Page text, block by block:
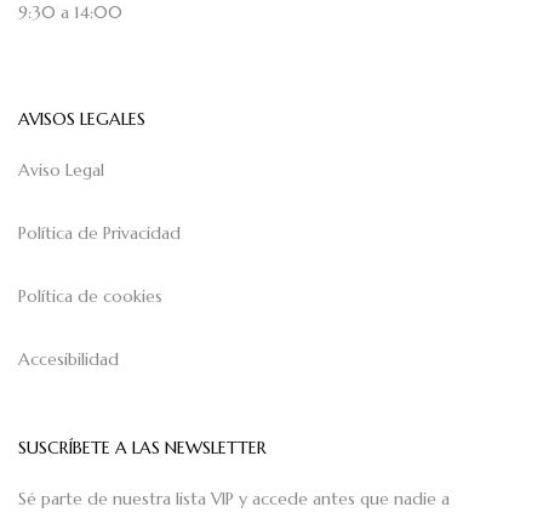
9:30 a 14:00
AVISOS LEGALES
Aviso Legal
Política de Privacidad
Política de cookies
Accesibilidad
SUSCRÍBETE A LAS NEWSLETTER
Sé parte de nuestra lista VIP y accede antes que nadie a